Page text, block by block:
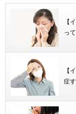
【
っ
【
症